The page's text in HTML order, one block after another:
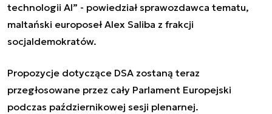
technologii AI” - powiedział sprawozdawca tematu,
maltański europoseł Alex Saliba z frakcji
socjaldemokratów.
Propozycje dotyczące DSA zostaną teraz
przegłosowane przez cały Parlament Europejski
podczas październikowej sesji plenarnej.